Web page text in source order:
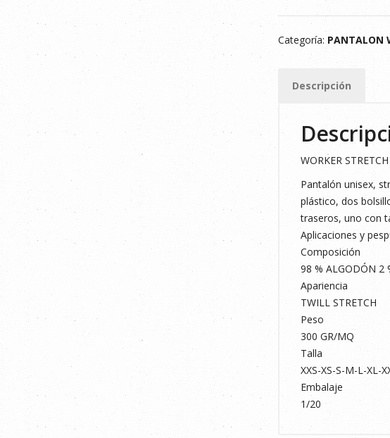
TWILL
300GR
WORKER
AZUL
cantidad
Categoría: PANTALON
Descripción
WORKER STRETCH
Pantalón unisex,
plástico, dos
traseros, uno con
Aplicaciones y
Composición
98 % ALGODÓN 2
Apariencia
TWILL STRETCH
Peso
300 GR/MQ
Talla
XXS-XS-S-M-L-XL-
Embalaje
1/20